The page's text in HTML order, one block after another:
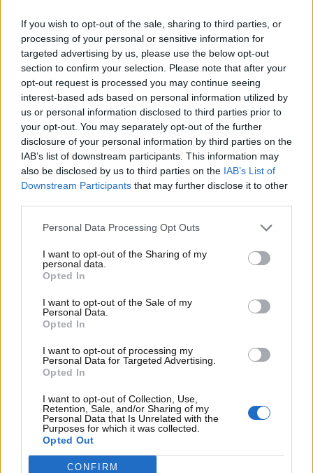
If you wish to opt-out of the sale, sharing to third parties, or
processing of your personal or sensitive information for
targeted advertising by us, please use the below opt-out
section to confirm your selection. Please note that after your
opt-out request is processed you may continue seeing
interest-based ads based on personal information utilized by
us or personal information disclosed to third parties prior to
your opt-out. You may separately opt-out of the further
disclosure of your personal information by third parties on the
IAB’s list of downstream participants. This information may
also be disclosed by us to third parties on the IAB’s List of
Downstream Participants that may further disclose it to other
Personal Data Processing Opt Outs
I want to opt-out of the Sharing of my
personal data.
Opted In
I want to opt-out of the Sale of my
Personal Data.
Opted In
I want to opt-out of processing my
Personal Data for Targeted Advertising.
Opted In
I want to opt-out of Collection, Use,
Retention, Sale, and/or Sharing of my
Personal Data that Is Unrelated with the
Purposes for which it was collected.
Opted Out
CONFIRM
particolare.
Le parti dell’auto che
dovranno sempre essere
lucide e pulite: si può
rischiare grosso
I vetri e i farisono i primi due elementi da
considerare sempre in fatto di pulizia. Su tali
dispositivi, infatti, il rischio che si accumulino sporco
e polvere è particolarmente elevato. Le conseguenze
potenziale della visibilità, con tutti i rischi del
caso in fatto di sicurezza al volante